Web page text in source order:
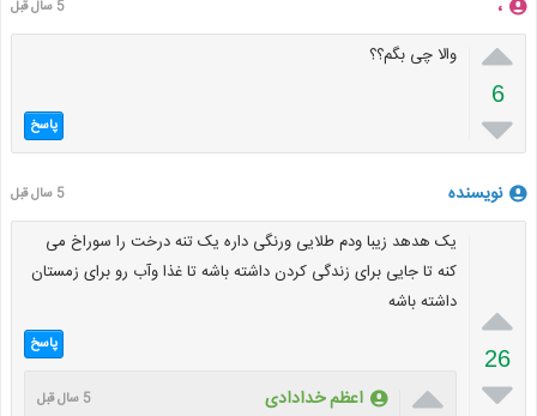
، 5 سال قبل

6

والا چی بگم؟؟
پاسخ
نویسنده 5 سال قبل

26

یک هدهد زیبا ودم طلایی ورنگی داره یک تنه درخت را سوراخ می
کنه تا جایی برای زندگی کردن داشته باشه تا غذا وآب رو برای زمستان
داشته باشه
پاسخ
 اعظم خدادادی 5 سال قبل